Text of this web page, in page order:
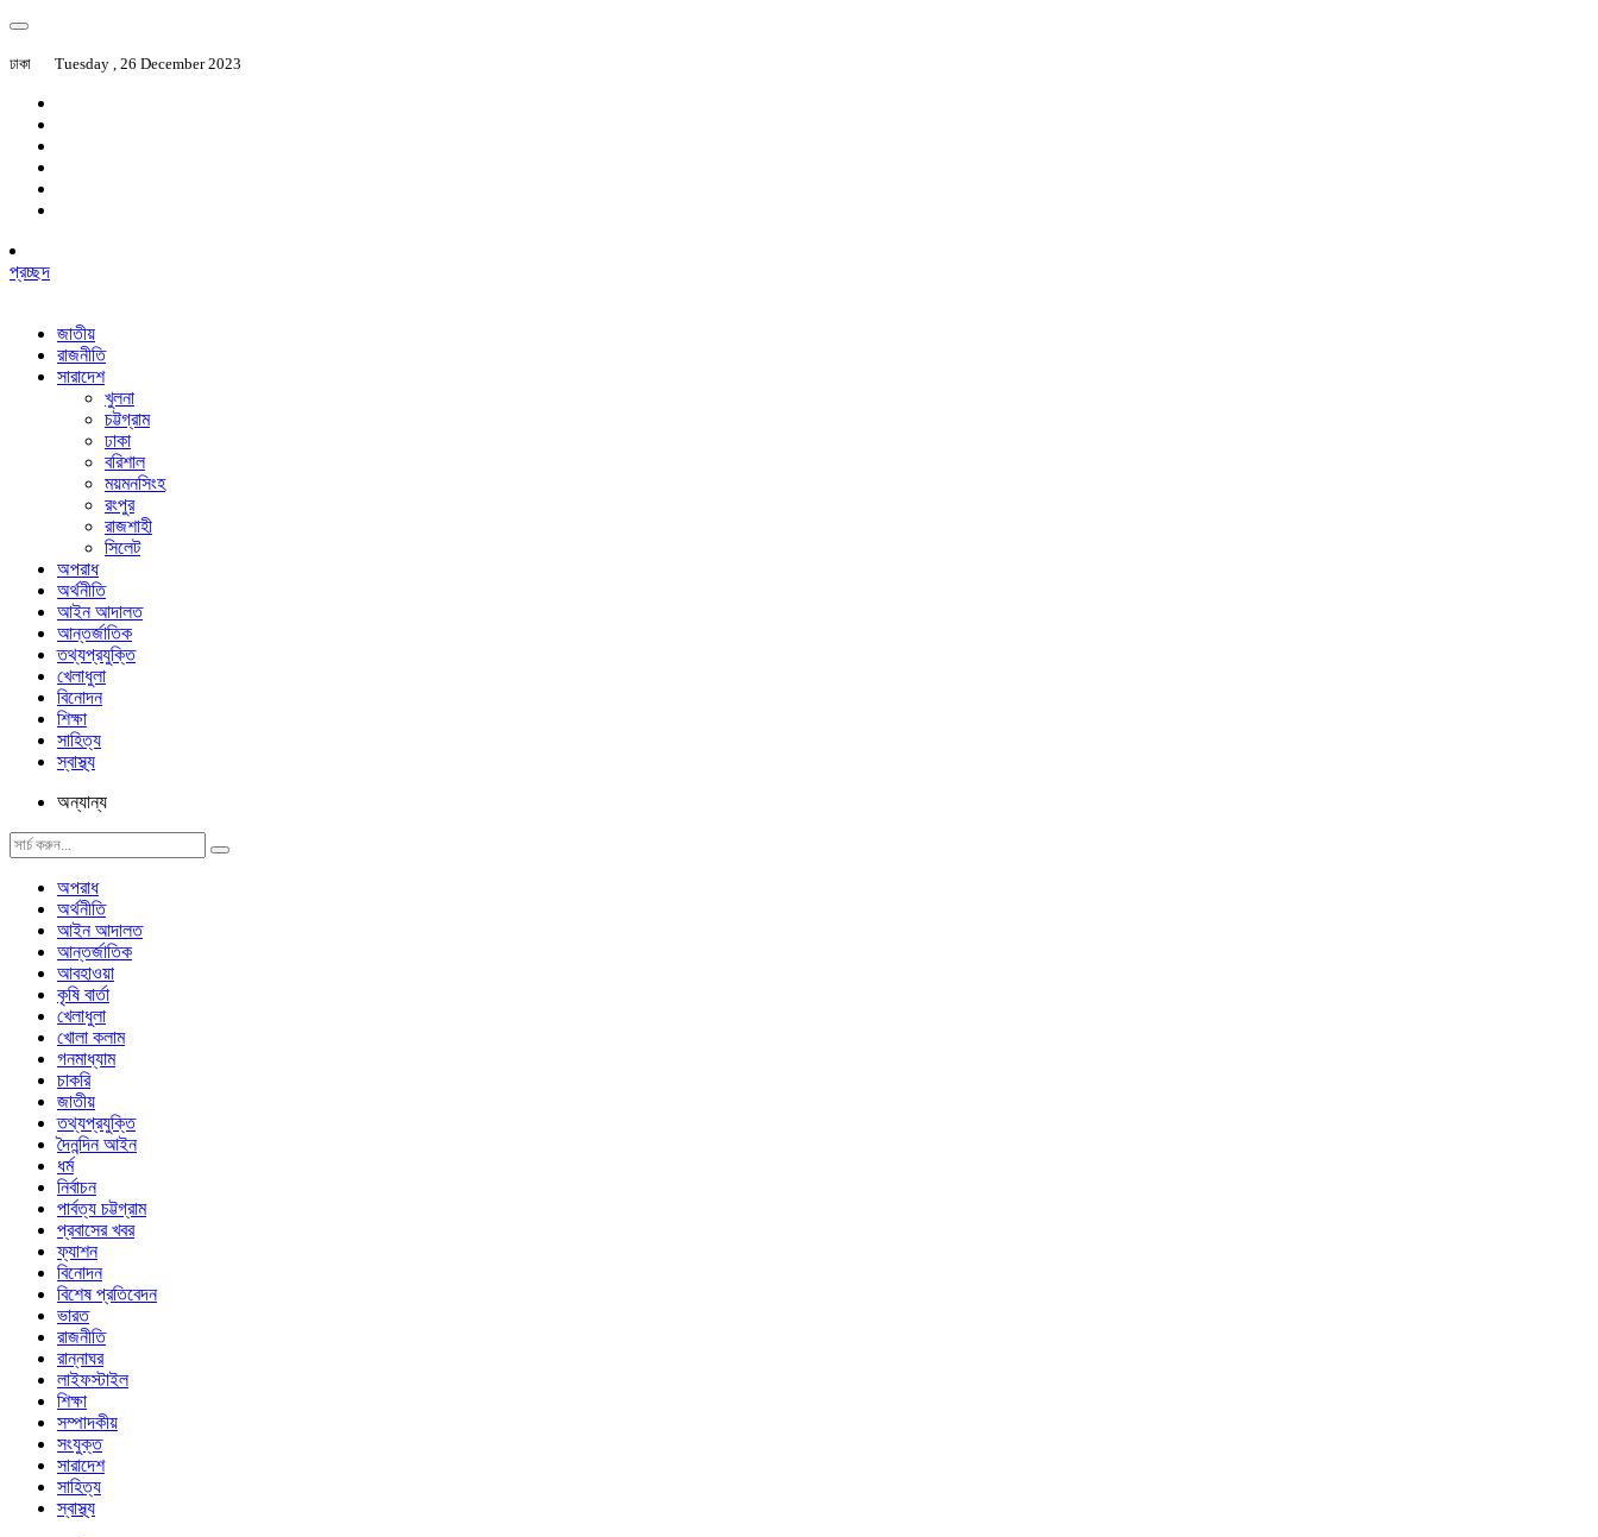
ঢাকা Tuesday , 26 December 2023
প্রচ্ছদ
জাতীয়
রাজনীতি
সারাদেশ
খুলনা
চট্টগ্রাম
ঢাকা
বরিশাল
ময়মনসিংহ
রংপুর
রাজশাহী
সিলেট
অপরাধ
অর্থনীতি
আইন আদালত
আন্তর্জাতিক
তথ্যপ্রযুক্তি
খেলাধুলা
বিনোদন
শিক্ষা
সাহিত্য
স্বাস্থ্য
অন্যান্য
অপরাধ
অর্থনীতি
আইন আদালত
আন্তর্জাতিক
আবহাওয়া
কৃষি বার্তা
খেলাধুলা
খোলা কলাম
গনমাধ্যাম
চাকরি
জাতীয়
তথ্যপ্রযুক্তি
দৈনন্দিন আইন
ধর্ম
নির্বাচন
পার্বত্য চট্টগ্রাম
প্রবাসের খবর
ফ্যাশন
বিনোদন
বিশেষ প্রতিবেদন
ভারত
রাজনীতি
রান্নাঘর
লাইফস্টাইল
শিক্ষা
সম্পাদকীয়
সংযুক্ত
সারাদেশ
সাহিত্য
স্বাস্থ্য